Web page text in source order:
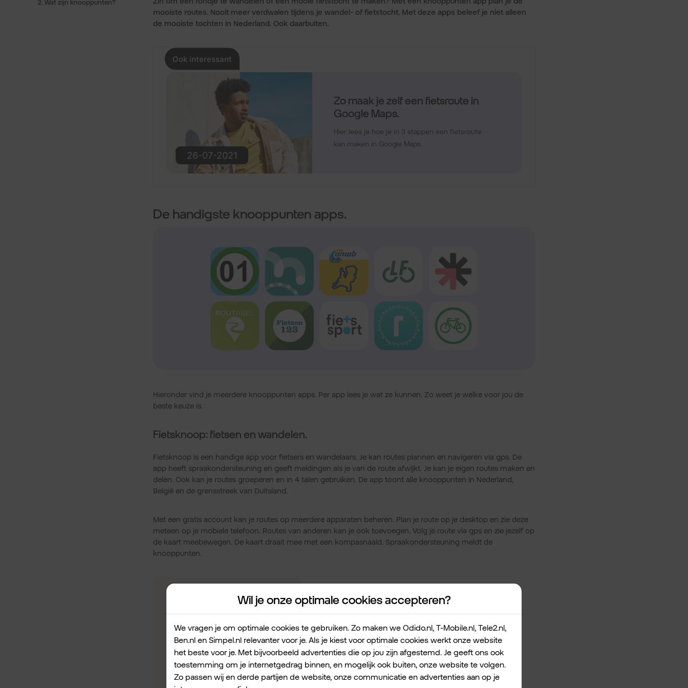
2. Wat zijn knooppunten?
mooiste routes. Nooit meer verdwalen tijdens je wandel- of fietstocht. Met deze apps beleef je niet alleen
de mooiste tochten in Nederland. Ook daarbuiten.
De handigste knooppunten apps.
Hieronder vind je meerdere knooppunten apps. Per app lees je wat ze kunnen. Zo weet je welke voor jou de
beste keuze is.
Fietsknoop: fietsen en wandelen.
Fietsknoop is een handige app voor fietsers en wandelaars. Je kan routes plannen en navigeren via gps. De
app heeft spraakondersteuning en geeft meldingen als je van de route afwijkt. Je kan je eigen routes maken en
delen. Ook kan je routes groeperen en in 4 talen gebruiken. De app toont alle knooppunten in Nederland,
België en de grensstreek van Duitsland.
Met een gratis account kan je routes op meerdere apparaten beheren. Plan je route op je desktop en zie deze
meteen op je mobiele telefoon. Routes van anderen kan je ook toevoegen. Volg je route via gps en zie jezelf op
de kaart meebewegen. De kaart draait mee met een kompasnaald. Spraakondersteuning meldt de
knooppunten.
Fietsknoop biking and hiking
Use bike and hike nodes in The
Netherlands and Belgium to make your
own routes.
Wil je onze optimale cookies accepteren?
We vragen je om optimale cookies te gebruiken. Zo maken we Odido.nl, T-Mobile.nl, Tele2.nl,
Ben.nl en Simpel.nl relevanter voor je. Als je kiest voor optimale cookies werkt onze website
het beste voor je. Met bijvoorbeeld advertenties die op jou zijn afgestemd. Je geeft ons ook
toestemming om je internetgedrag binnen, en mogelijk ook buiten, onze website te volgen.
Zo passen wij en derde partijen de website, onze communicatie en advertenties aan op je